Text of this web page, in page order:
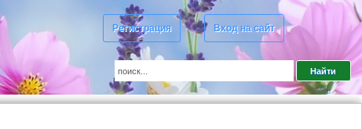
Регистрация Вход на сайт